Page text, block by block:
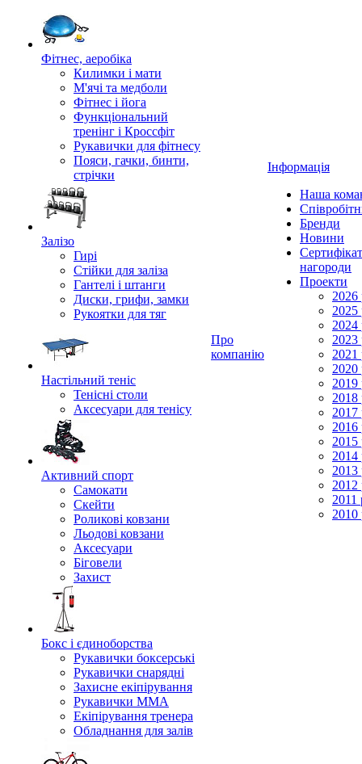
Фітнес, аеробіка
Килимки і мати
М'ячі та медболи
Фітнес і йога
Функціональний
тренінг і Кроссфіт
Рукавички для фітнесу
Пояси, гачки, бинти,
стрічки
Залізо
Гирі
Стійки для заліза
Гантелі і штанги
Диски, грифи, замки
Рукоятки для тяг
Настільний теніс
Тенісні столи
Аксесуари для тенісу
Активний спорт
Самокати
Скейти
Роликові ковзани
Льодові ковзани
Аксесуари
Біговели
Захист
Бокс і єдиноборства
Рукавички боксерські
Рукавички снарядні
Захисне екіпірування
Рукавички ММА
Екіпірування тренера
Обладнання для залів
Про
компанію
Інформація
Наша
Бренди
Новини
нагороди
Проекти
2026
2025
2024
2023
2021
2020
2019
2018
2017
2016
2015
2014
2013
2012
2011
2010